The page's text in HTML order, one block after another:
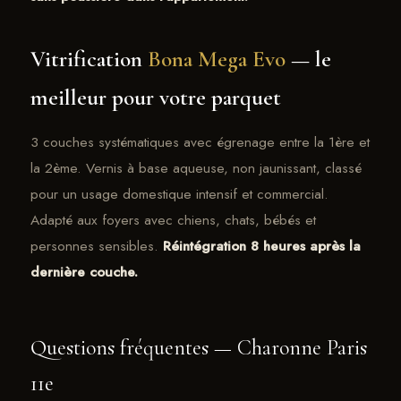
Vitrification Bona Mega Evo— le
meilleur pour votre parquet
3 couches systématiques avec égrenage entre la 1ère et
la 2ème. Vernis à base aqueuse, non jaunissant, classé
pour un usage domestique intensif et commercial.
Adapté aux foyers avec chiens, chats, bébés et
personnes sensibles. Réintégration 8 heures après la
dernière couche.
Questions fréquentes — Charonne Paris
11e